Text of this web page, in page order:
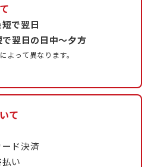
で翌日
で翌日の日中〜夕方
よって異なります。
て
ド決済
い